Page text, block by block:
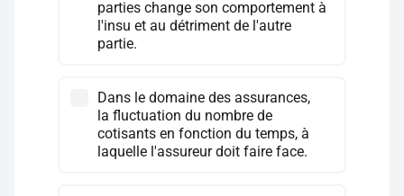
parties change son comportement à
l'insu et au détriment de l'autre
partie.
Dans le domaine des assurances,
la fluctuation du nombre de
cotisants en fonction du temps, à
laquelle l'assureur doit faire face.